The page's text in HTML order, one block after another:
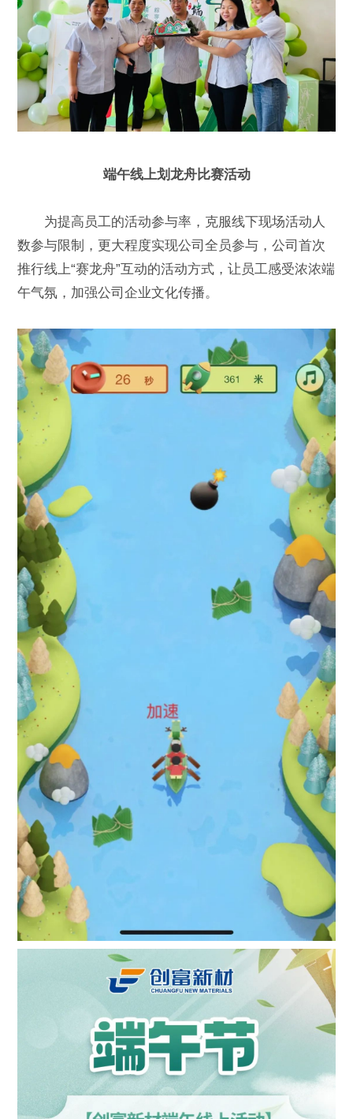
端午线上划龙舟比赛活动
为提高员工的活动参与率，克服线下现场活动人
数参与限制，更大程度实现公司全员参与，公司首次
推行线上“赛龙舟”互动的活动方式，让员工感受浓浓端
午气氛，加强公司企业文化传播。